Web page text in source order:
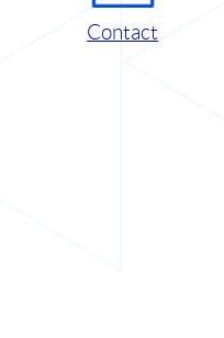
Contact